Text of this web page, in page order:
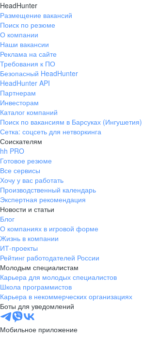
HeadHunter
Размещение вакансий
Поиск по резюме
О компании
Наши вакансии
Реклама на сайте
Требования к ПО
Безопасный HeadHunter
HeadHunter API
Партнерам
Инвесторам
Каталог компаний
Поиск по вакансиям в Барсуках (Ингушетия)
Сетка: соцсеть для нетворкинга
Соискателям
hh PRO
Готовое резюме
Все сервисы
Хочу у вас работать
Производственный календарь
Экспертная рекомендация
Новости и статьи
Блог
О компаниях в игровой форме
Жизнь в компании
ИТ-проекты
Рейтинг работодателей России
Молодым специалистам
Карьера для молодых специалистов
Школа программистов
Карьера в некоммерческих организациях
Боты для уведомлений
Мобильное приложение